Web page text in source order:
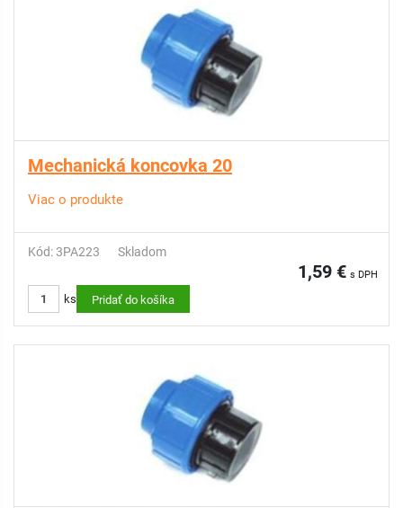
Mechanická koncovka 20
Viac o produkte
Kód: 3PA223 Skladom
1,59 € s DPH
ks Pridať do košíka